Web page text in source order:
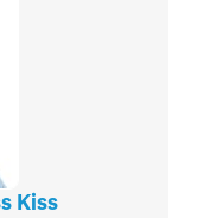
Kiss